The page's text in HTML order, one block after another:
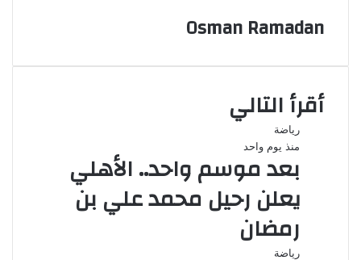
Osman Ramadan
أقرأ التالي
رياضة
منذ يوم واحد
بعد موسم واحد.. الأهلي
يعلن رحيل محمد علي بن
رمضان
رياضة